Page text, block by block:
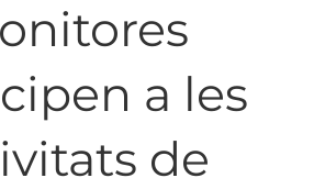
a les
de